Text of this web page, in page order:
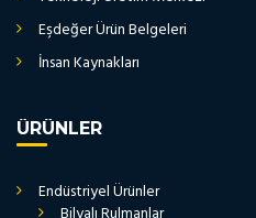
Eşdeğer Ürün Belgeleri
İnsan Kaynakları
ÜRÜNLER
Endüstriyel Ürünler